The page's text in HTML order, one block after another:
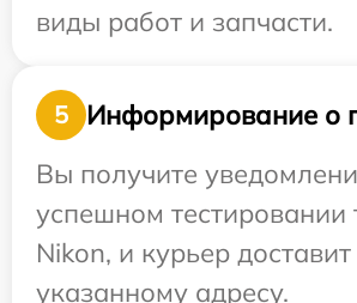
виды работ и запчасти.
5
Информирование о
Вы получите
успешном тестировании
Nikon, и курьер
указанному адресу.